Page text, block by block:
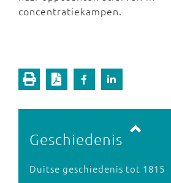
concentratiekampen.
Geschiedenis
Duitse geschiedenis tot 1815